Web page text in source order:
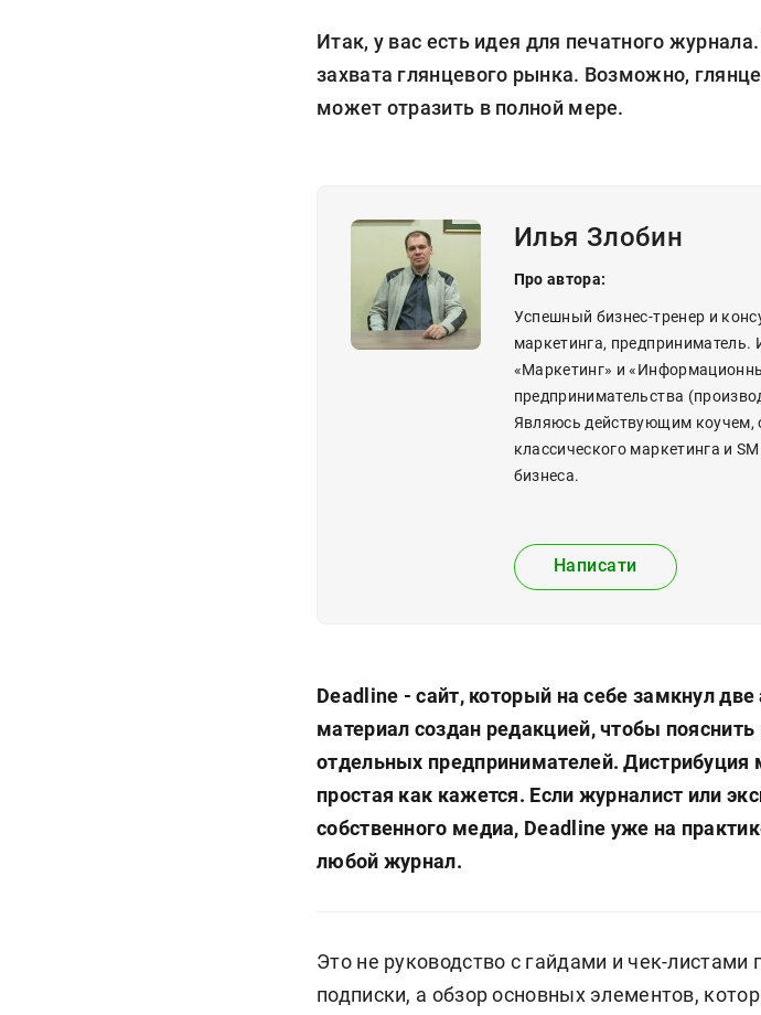
Итак, у вас есть идея для печатного
захвата глянцевого рынка. Возможно,
может отразить в полной мере.
Илья Злобин
Про автора:
Успешный бизнес-тренер и
маркетинга,
«Маркетинг» и
предпринимательства
Являюсь действующим коучем,
классического маркетинга и
бизнеса.
Написати
Deadline - сайт, который на себе замкнул
материал создан редакцией, чтобы
отдельных предпринимателей.
простая как кажется. Если журналист или
собственного медиа, Deadline уже на
любой журнал.
Это не руководство с гайдами и чек-
подписки, а обзор основных элементов,